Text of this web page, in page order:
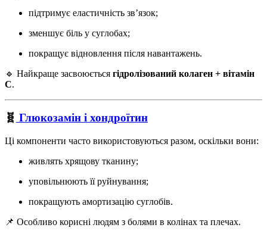
підтримує еластичність зв’язок;
зменшує біль у суглобах;
покращує відновлення після навантажень.
🔹 Найкраще засвоюється гідролізований колаген + вітамін
C.
🧬 Глюкозамін і хондроїтин
Ці компоненти часто використовуються разом, оскільки вони:
живлять хрящову тканину;
уповільнюють її руйнування;
покращують амортизацію суглобів.
📌 Особливо корисні людям з болями в колінах та плечах.